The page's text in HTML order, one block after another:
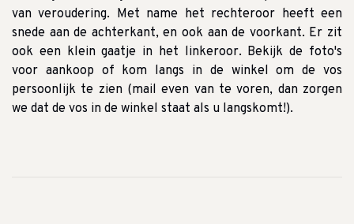
van veroudering. Met name het rechteroor heeft een
snede aan de achterkant, en ook aan de voorkant. Er zit
ook een klein gaatje in het linkeroor. Bekijk de foto's
voor aankoop of kom langs in de winkel om de vos
persoonlijk te zien (mail even van te voren, dan zorgen
we dat de vos in de winkel staat als u langskomt!).